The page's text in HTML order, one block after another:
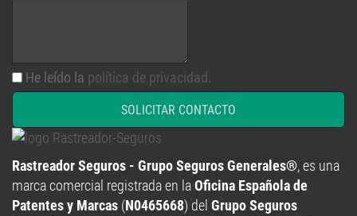
He leído la política de privacidad.
SOLICITAR CONTACTO
Rastreador Seguros - Grupo Seguros Generales®, es una
marca comercial registrada en laOficina Española de
Patentes y Marcas (N0465668) del Grupo Seguros